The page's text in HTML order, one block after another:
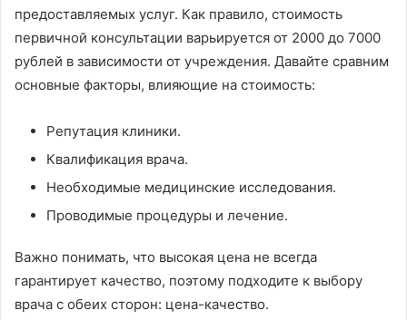
предоставляемых услуг. Как правило, стоимость
первичной консультации варьируется от 2000 до 7000
рублей в зависимости от учреждения. Давайте сравним
основные факторы, влияющие на стоимость:
Репутация клиники.
Квалификация врача.
Необходимые медицинские исследования.
Проводимые процедуры и лечение.
Важно понимать, что высокая цена не всегда
гарантирует качество, поэтому подходите к выбору
врача с обеих сторон: цена-качество.